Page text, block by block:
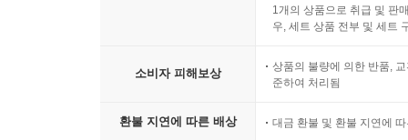
1개의 상품으로 취급 및 판
우, 세트 상품 전부 및 세트
소비자 피해보상
상품의 불량에 의한 반품,
준하여 처리됨
환불 지연에 따른 배상 대금 환불 및 환불 지연에